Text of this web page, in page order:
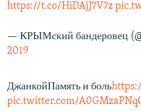
https://t.co/HiDAjJ7V7z
— КРЫМский бандеровец
2019
ДжанкойПамять и боль
pic.twitter.com/